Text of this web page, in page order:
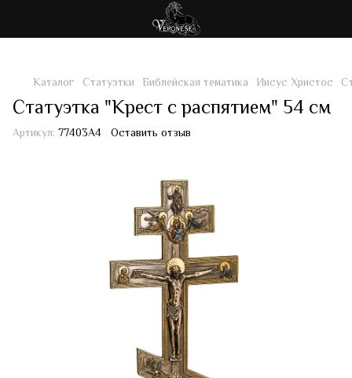
Каталог Статуэтки Библейская тематика Иисус Христос
Статуэтка "Крест с распятием" 54 см
Артикул: 77403A4 Оставить отзыв